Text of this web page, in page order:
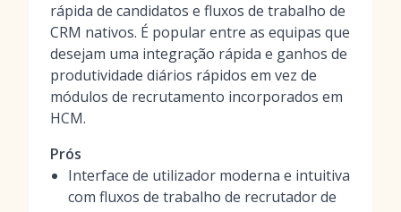
rápida de candidatos e fluxos de trabalho de
CRM nativos. É popular entre as equipas que
desejam uma integração rápida e ganhos de
produtividade diários rápidos em vez de
módulos de recrutamento incorporados em
HCM.
Prós
Interface de utilizador moderna e intuitiva
com fluxos de trabalho de recrutador de